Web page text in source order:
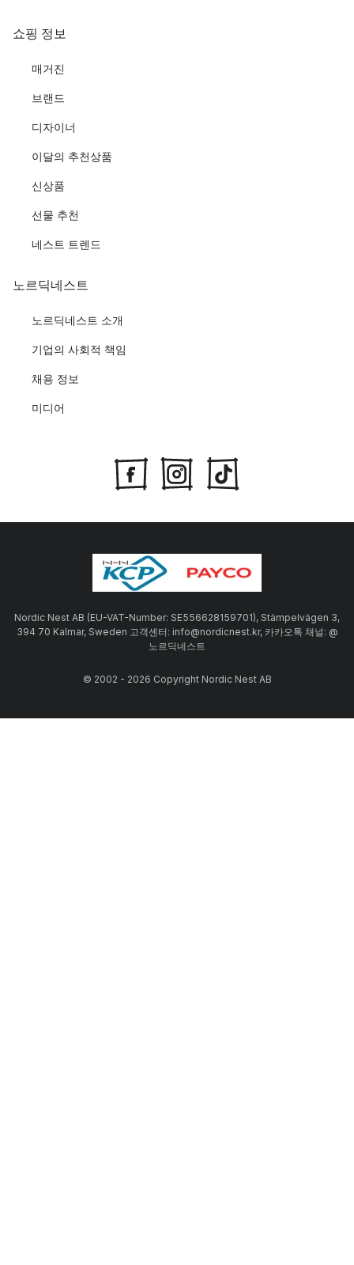
쇼핑 정보
매거진
브랜드
디자이너
이달의 추천상품
신상품
선물 추천
네스트 트렌드
노르딕네스트
노르딕네스트 소개
기업의 사회적 책임
채용 정보
미디어
Nordic Nest AB (EU-VAT-Number: SE556628159701), Stämpelvägen 3,
394 70 Kalmar, Sweden 고객센터: info@nordicnest.kr, 카카오톡 채널: @
노르딕네스트
© 2002 - 2026 Copyright Nordic Nest AB